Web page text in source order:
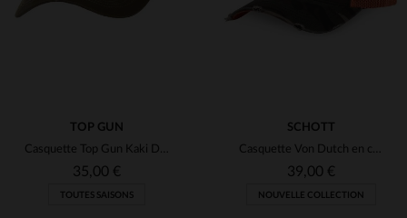
TOP GUN
Casquette Top Gun Kaki Drapeau Américain
35,00 €
TOUTES SAISONS
SCHOTT
Casquette Von Dutch en collaboration avec Schott NYC, avec patch USA et motif camouflage
39,00 €
NOUVELLE COLLECTION